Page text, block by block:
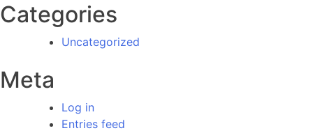
Categories
Uncategorized
Meta
Log in
Entries feed